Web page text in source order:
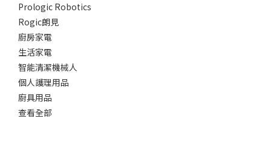
Prologic Robotics
Rogic朗見
廚房家電
生活家電
智能清潔機械人
個人護理用品
廚具用品
查看全部